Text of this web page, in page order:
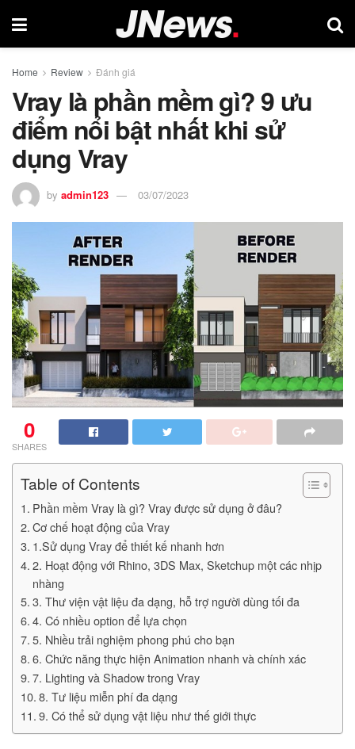
Home Review Đánh giá
Vray là phần mềm gì? 9 ưu
điểm nổi bật nhất khi sử
dụng Vray
by admin123 03/07/2023
0
SHARES
Table of Contents
Phần mềm Vray là gì? Vray được sử dụng ở đâu?
Cơ chế hoạt động của Vray
1.Sử dụng Vray để thiết kế nhanh hơn
2. Hoạt động với Rhino, 3DS Max, Sketchup một các nhịp
nhàng
3. Thư viện vật liệu đa dạng, hỗ trợ người dùng tối đa
4. Có nhiều option để lựa chọn
5. Nhiều trải nghiệm phong phú cho bạn
6. Chức năng thực hiện Animation nhanh và chính xác
7. Lighting và Shadow trong Vray
8. Tư liệu miễn phí đa dạng
9. Có thể sử dụng vật liệu như thế giới thực